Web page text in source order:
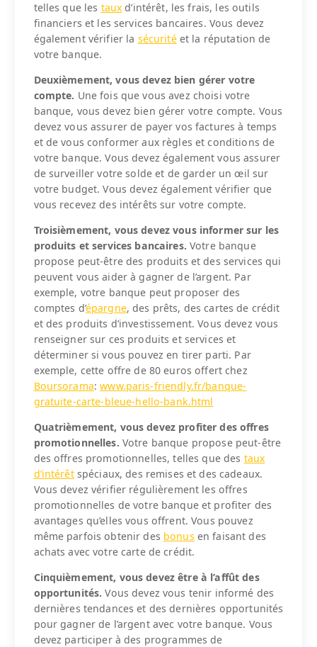
telles que les taux d’intérêt, les frais, les outils
financiers et les services bancaires. Vous devez
également vérifier la sécuritéet la réputation de
votre banque.
Deuxièmement, vous devez bien gérer votre
compte. Une fois que vous avez choisi votre
banque, vous devez bien gérer votre compte. Vous
devez vous assurer de payer vos factures à temps
et de vous conformer aux règles et conditions de
votre banque. Vous devez également vous assurer
de surveiller votre solde et de garder un œil sur
votre budget. Vous devez également vérifier que
vous recevez des intérêts sur votre compte.
Troisièmement, vous devez vous informer sur les
produits et services bancaires. Votre banque
propose peut-être des produits et des services qui
peuvent vous aider à gagner de l’argent. Par
exemple, votre banque peut proposer des
comptes d’épargne, des prêts, des cartes de crédit
et des produits d’investissement. Vous devez vous
renseigner sur ces produits et services et
déterminer si vous pouvez en tirer parti. Par
exemple, cette offre de 80 euros offert chez
Boursorama:www.paris-friendly.fr/banque-
gratuite-carte-bleue-hello-bank.html
Quatrièmement, vous devez profiter des offres
promotionnelles. Votre banque propose peut-être
des offres promotionnelles, telles que des taux
d’intérêtspéciaux, des remises et des cadeaux.
Vous devez vérifier régulièrement les offres
promotionnelles de votre banque et profiter des
avantages qu’elles vous offrent. Vous pouvez
même parfois obtenir des bonus en faisant des
achats avec votre carte de crédit.
Cinquièmement, vous devez être à l’affût des
opportunités. Vous devez vous tenir informé des
dernières tendances et des dernières opportunités
pour gagner de l’argent avec votre banque. Vous
devez participer à des programmes de